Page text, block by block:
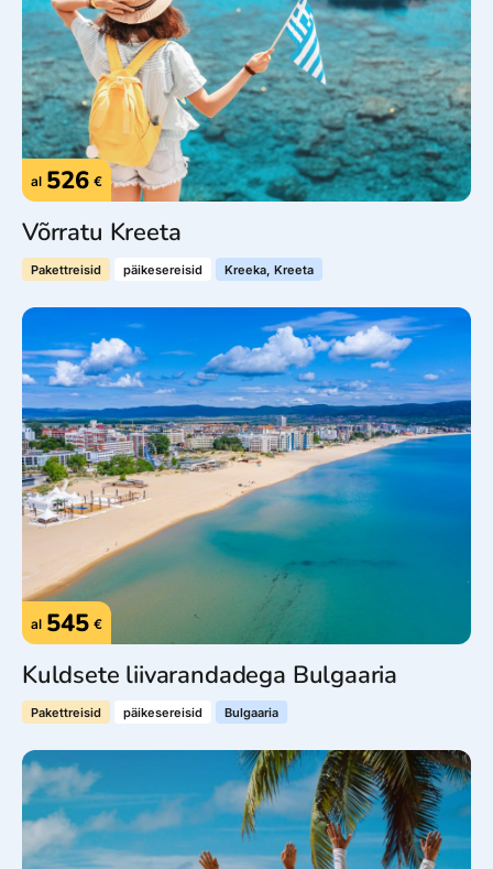
al 526 €
Võrratu Kreeta
Pakettreisid päikesereisid Kreeka, Kreeta
al 545 €
Kuldsete liivarandadega Bulgaaria
Pakettreisid päikesereisid Bulgaaria